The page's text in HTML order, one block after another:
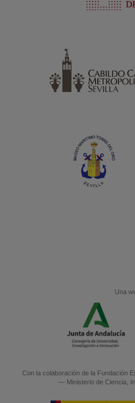
Una
Con la colaboración de la Fundación
— Ministerio de Ciencia,